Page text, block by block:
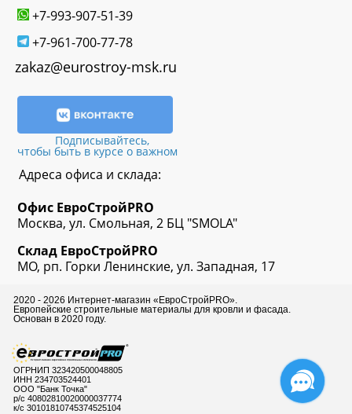
+7-993-907-51-39
+7-961-700-77-78
zakaz@eurostroy-msk.ru
Подписывайтесь,
чтобы быть в курсе о важном
Адреса офиса и склада:
Офис ЕвроСтройPRO
Москва, ул. Смольная, 2 БЦ "SMOLA"
Склад ЕвроСтройPRO
МО, рп. Горки Ленинские, ул. Западная, 17
2020 - 2026 Интернет-магазин «ЕвроСтройPRO».
Европейские строительные материалы для кровли и фасада.
Основан в 2020 году.
ОГРНИП 323420500048805
ИНН 234703524401
ООО "Банк Точка"
р/с 40802810020000037774
к/с 30101810745374525104